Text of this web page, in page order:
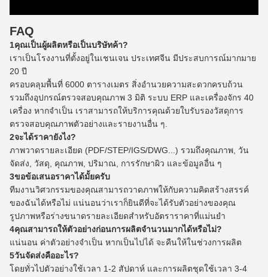
FAQ
1คุณเป็นผู้ผลิตหรือเป็นบริษัทค้า?
เราเป็นโรงงานที่ตั้งอยู่ในเชนเจน ประเทศจีน มีประสบการณ์มากมาย
20 ปี
ครอบคลุมพื้นที่ 6000 ตารางเมตร สิ่งอํานวยความสะดวกครบถ้วน
รวมถึงอุปกรณ์ตรวจสอบคุณภาพ 3 มิติ ระบบ ERP และเครื่องจักร 40
เครื่อง หากจําเป็น เราสามารถให้บริการคุณด้วยใบรับรองวัสดุการ
ตรวจสอบคุณภาพตัวอย่างและรายงานอื่น ๆ.
2จะได้ราคายังไง?
ภาพวาดรายละเอียด (PDF/STEP/IGS/DWG...) รวมถึงคุณภาพ, วัน
จัดส่ง, วัสดุ, คุณภาพ, ปริมาณ, การรักษาผิว และข้อมูลอื่น ๆ
3ขอข้อเสนอราคาได้มั้ยครับ
ทีมงานวิศวกรรมของคุณสามารถวาดภาพให้กับความคิดสร้างสรรค์
ของฉันได้หรือไม่ แน่นอนว่าเราก็ยินดีที่จะได้รับตัวอย่างของคุณ
รูปภาพหรือร่างขนาดรายละเอียดสําหรับอัตราราคาที่แม่นยํา
4คุณสามารถให้ตัวอย่างก่อนการผลิตจํานวนมากได้หรือไม่?
แน่นอน ค่าตัวอย่างจําเป็น หากเป็นไปได้ จะคืนให้ในช่วงการผลิต
5วันจัดส่งคืออะไร?
โดยทั่วไปตัวอย่างใช้เวลา 1-2 สัปดาห์ และการผลิตชุดใช้เวลา 3-4